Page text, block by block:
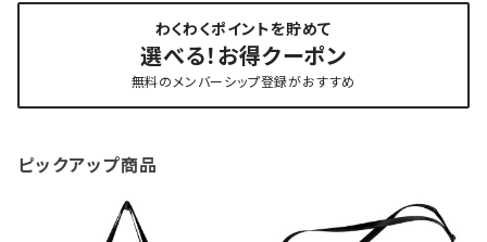
わくわくポイントを貯めて
選べる！お得クーポン
無料のメンバーシップ登録がおすすめ
ピックアップ商品